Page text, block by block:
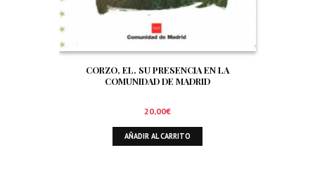
CORZO, EL. SU PRESENCIA EN LA
COMUNIDAD DE MADRID
20,00€
AÑADIR AL CARRITO